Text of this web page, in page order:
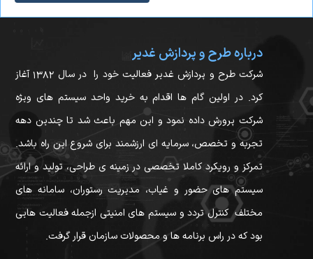
درباره طرح و پردازش غدیر
شرکت طرح و پردازش غدیر فعالیت خود را در سال ۱۳۸۲ آغاز
کرد. در اولین گام ها اقدام به خرید واحد سیستم های ویژه
شرکت پرورش داده نمود و این مهم باعث شد تا چندین دهه
تجربه و تخصص، سرمایه ای ارزشمند برای شروع این راه باشد.
تمرکز و رویکرد کاملا تخصصی در زمینه ی طراحی، تولید و ارائه
سیستم های حضور و غیاب، مدیریت رستوران، سامانه های
مختلف کنترل تردد و سیستم های امنیتی ازجمله فعالیت هایی
بود که در راس برنامه ها و محصولات سازمان قرار گرفت.